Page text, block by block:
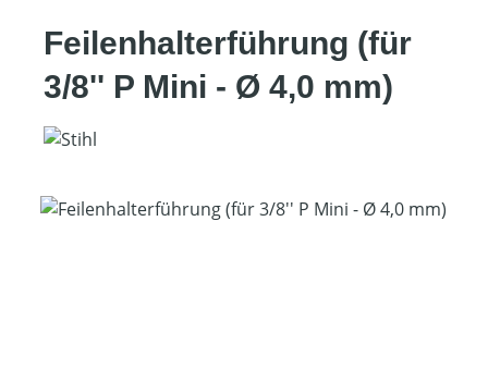
Feilenhalterführung (für
3/8'' P Mini - Ø 4,0 mm)
Bildergalerie überspringen